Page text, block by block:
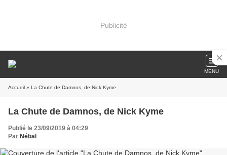
Publicité
MENU
Accueil » La Chute de Damnos, de Nick Kyme
La Chute de Damnos, de Nick Kyme
Publié le 23/09/2019 à 04:29
Par Nébal